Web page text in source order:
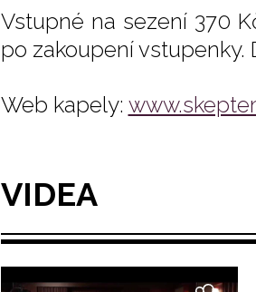
Vstupné na sezení 370
po zakoupení
Web kapely:
VIDEA